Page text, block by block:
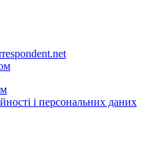
і персональних даних